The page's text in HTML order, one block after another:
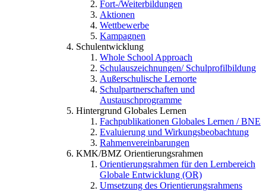
Fort-/Weiterbildungen
Aktionen
Wettbewerbe
Kampagnen
Schulentwicklung
Whole School Approach
Schulauszeichnungen/ Schulprofilbildung
Außerschulische Lernorte
Schulpartnerschaften und
Austauschprogramme
Hintergrund Globales Lernen
Fachpublikationen Globales Lernen / BNE
Evaluierung und Wirkungsbeobachtung
Rahmenvereinbarungen
KMK/BMZ Orientierungsrahmen
Orientierungsrahmen für den Lernbereich
Globale Entwicklung (OR)
Umsetzung des Orientierungsrahmens